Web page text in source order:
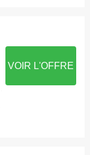
VOIR L'OFFRE